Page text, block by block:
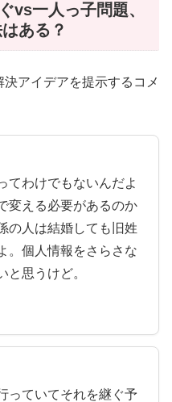
vs一人っ子問題、
ある？
アイデアを提示するコメ
てわけでもないんだよ
変える必要があるのか
の人は結婚しても旧姓
。個人情報をさらさな
と思うけど。
っていてそれを継ぐ予